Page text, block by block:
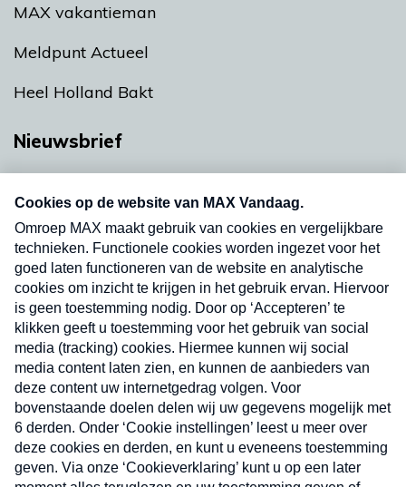
MAX vakantieman
Meldpunt Actueel
Heel Holland Bakt
Nieuwsbrief
nieuwsbrief. Elke vrijdag- en dinsdagochtend in
uw mailbox.
Verzend
Nieuwsbrief
Neem hier een gratis abonnement op onze